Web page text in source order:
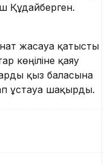
Құдайберген.
жасауға қатысты
көңіліне қаяу
қыз баласына
ұстауға шақырды.